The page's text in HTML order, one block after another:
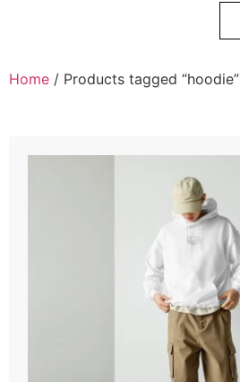
Home / Products tagged “hoodie”